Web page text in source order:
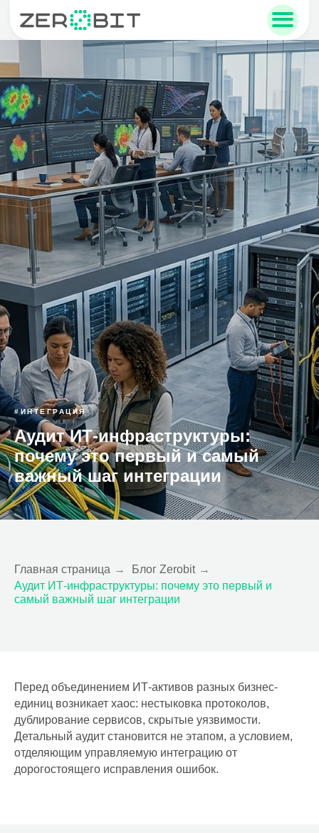
+7 495 223-00-93
sales@zerobit.ru
#ИНТЕГРАЦИЯ
Аудит ИТ-инфраструктуры:
почему это первый и самый
важный шаг интеграции
Главная страница → Блог Zerobit →
Аудит ИТ-инфраструктуры: почему это первый и
самый важный шаг интеграции
Перед объединением ИТ-активов разных бизнес-
единиц возникает хаос: нестыковка протоколов,
дублирование сервисов, скрытые уязвимости.
Детальный аудит становится не этапом, а условием,
отделяющим управляемую интеграцию от
дорогостоящего исправления ошибок.